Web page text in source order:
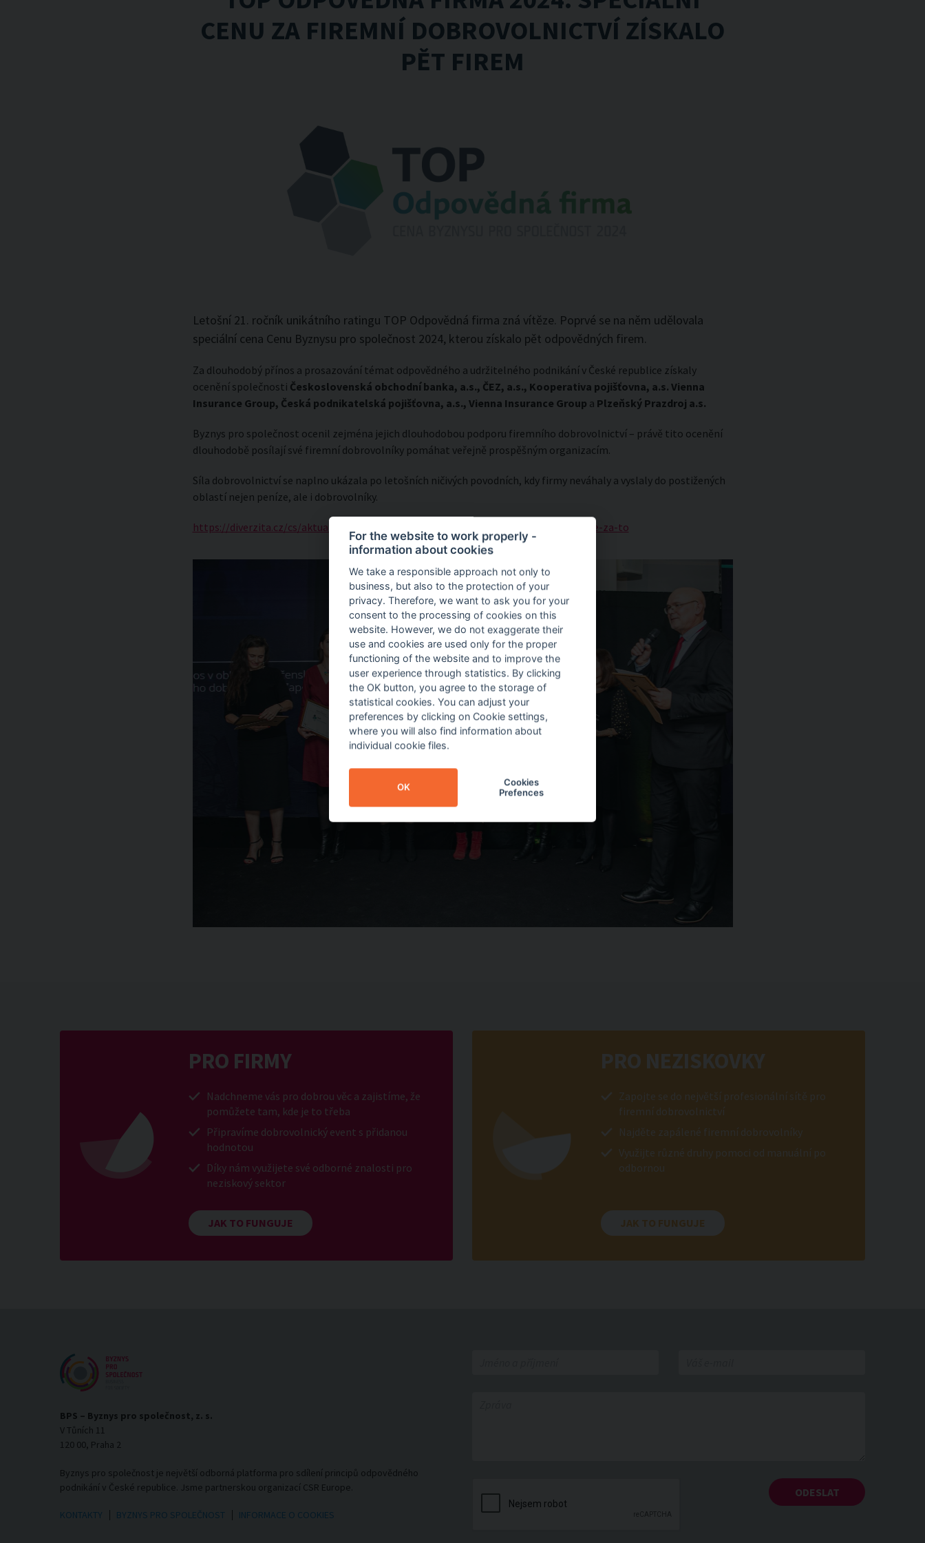
CENU ZA FIREMNÍ DOBROVOLNICTVÍ ZÍSKALO
PĚT FIREM
Letošní 21. ročník unikátního ratingu TOP Odpovědná firma zná vítěze. Poprvé se na něm udělovala
speciální cena Cenu Byznysu pro společnost 2024, kterou získalo pět odpovědných firem.
Za dlouhodobý přínos a prosazování témat odpovědného a udržitelného podnikání v České republice získaly
ocenění společnosti Československá obchodní banka, a.s., ČEZ, a.s., Kooperativa pojišťovna, a.s. Vienna
Insurance Group, Česká podnikatelská pojišťovna, a.s., Vienna Insurance Group a Plzeňský Prazdroj a.s.
Byznys pro společnost ocenil zejména jejich dlouhodobou podporu firemního dobrovolnictví – právě tito ocenění
dlouhodobě posílají své firemní dobrovolníky pomáhat veřejně prospěšným organizacím.
Síla dobrovolnictví se naplno ukázala po letošních ničivých povodních, kdy firmy neváhaly a vyslaly do postižených
oblastí nejen peníze, ale i dobrovolníky.
https://diverzita.cz/cs/aktualita/odpovedne-firmy-pomahaji-pri-povodnich-dekujeme-za-to
PRO FIRMY
Nadchneme vás pro dobrou věc a zajistíme, že
pomůžete tam, kde je to třeba
Připravíme dobrovolnický event s přidanou
hodnotou
Díky nám využijete své odborné znalosti pro
neziskový sektor
JAK TO FUNGUJE
PRO NEZISKOVKY
Zapojte se do největší profesionální sítě pro
firemní dobrovolnictví
Najděte zapálené firemní dobrovolníky
Využijte různé druhy pomoci od manuální po
odbornou
JAK TO FUNGUJE
BPS – Byznys pro společnost, z. s.
V Tůních 11
120 00, Praha 2
Byznys pro společnost je největší odborná platforma pro sdílení principů odpovědného
podnikání v České republice. Jsme partnerskou organizací CSR Europe.
KONTAKTY BYZNYS PRO SPOLEČNOST INFORMACE O COOKIES
For the website to work properly -
information about cookies
We take a responsible approach not only to
business, but also to the protection of your
privacy. Therefore, we want to ask you for your
consent to the processing of cookies on this
website. However, we do not exaggerate their
use and cookies are used only for the proper
functioning of the website and to improve the
user experience through statistics. By clicking
the OK button, you agree to the storage of
statistical cookies. You can adjust your
preferences by clicking on Cookie settings,
where you will also find information about
individual cookie files.
OK
Cookies
Prefences